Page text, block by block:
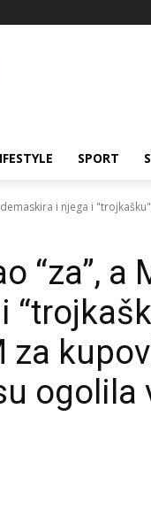
SPORT
i njega i
“za”, a
ogolila